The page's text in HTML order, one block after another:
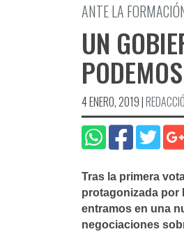
ANTE LA
UN
4 ENERO, 2019|
Tras la primera
protagonizada por
entramos en una
negociaciones